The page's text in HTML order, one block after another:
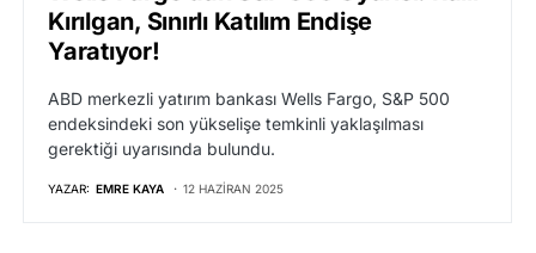
Kırılgan, Sınırlı Katılım Endişe
Yaratıyor!
ABD merkezli yatırım bankası Wells Fargo, S&P 500
endeksindeki son yükselişe temkinli yaklaşılması
gerektiği uyarısında bulundu.
YAZAR: EMRE KAYA 12 HAZIRAN 2025